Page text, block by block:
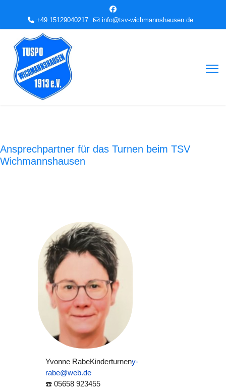
+49 15129040217 info@tsv-wichmannshausen.de
Ansprechpartner für das Turnen beim TSV
Wichmannshausen
Yvonne RabeKinderturneny-
rabe@web.de
☎️ 05658 923455